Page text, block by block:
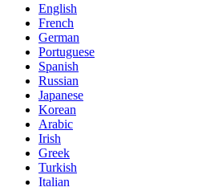
English
French
German
Portuguese
Spanish
Russian
Japanese
Korean
Arabic
Irish
Greek
Turkish
Italian